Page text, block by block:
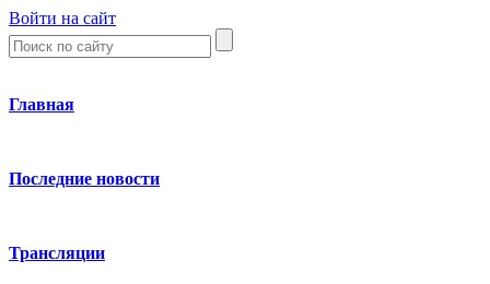
Войти на сайт
Главная
Последние новости
Трансляции